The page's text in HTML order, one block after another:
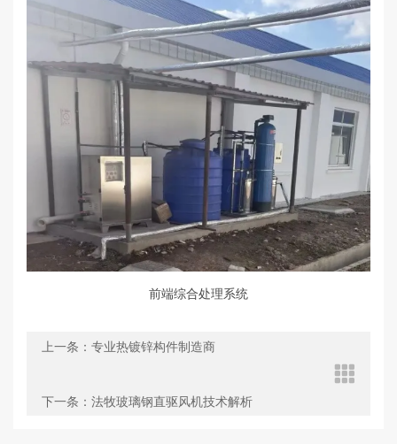
前端综合处理系统
上一条：专业热镀锌构件制造商
下一条：法牧玻璃钢直驱风机技术解析